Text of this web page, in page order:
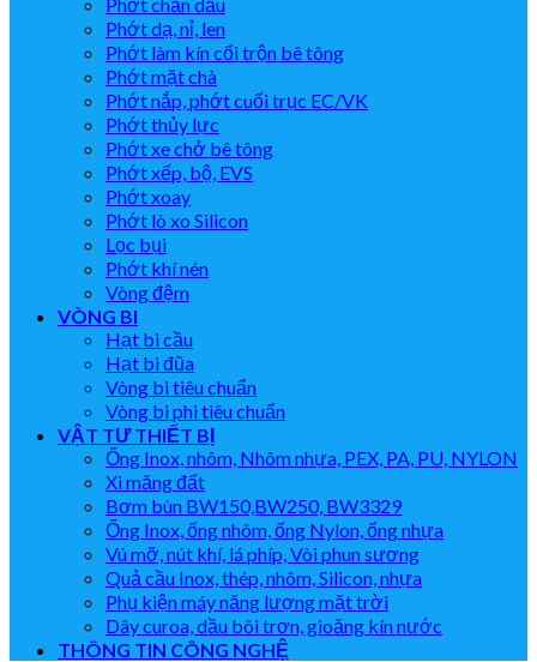
Phớt dạ, nỉ, len
Phớt làm kín cối trộn bê tông
Phớt mặt chà
Phớt nắp, phớt cuối trục EC/VK
Phớt thủy lực
Phớt xe chở bê tông
Phớt xếp, bộ, EVS
Phớt xoay
Phớt lò xo Silicon
Lọc bụi
Phớt khí nén
Vòng đệm
VÒNG BI
Hạt bi cầu
Hạt bi đũa
Vòng bi tiêu chuẩn
Vòng bi phi tiêu chuẩn
VẬT TƯ THIẾT BỊ
Ống Inox, nhôm, Nhôm nhựa, PEX, PA, PU, NYLON
Xi măng đất
Bơm bùn BW150,BW250, BW3329
Ống Inox, ống nhôm, ống Nylon, ống nhựa
Vú mỡ, nút khí, lá phíp, Vòi phun sương
Quả cầu Inox, thép, nhôm, Silicon, nhựa
Phụ kiện máy năng lượng mặt trời
Dây curoa, dầu bôi trơn, gioăng kín nước
THÔNG TIN CÔNG NGHỆ